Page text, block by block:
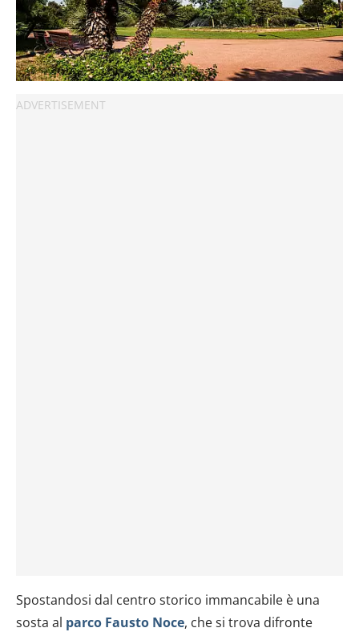
Spostandosi dal centro storico immancabile è una
sosta al parco Fausto Noce, che si trova difronte